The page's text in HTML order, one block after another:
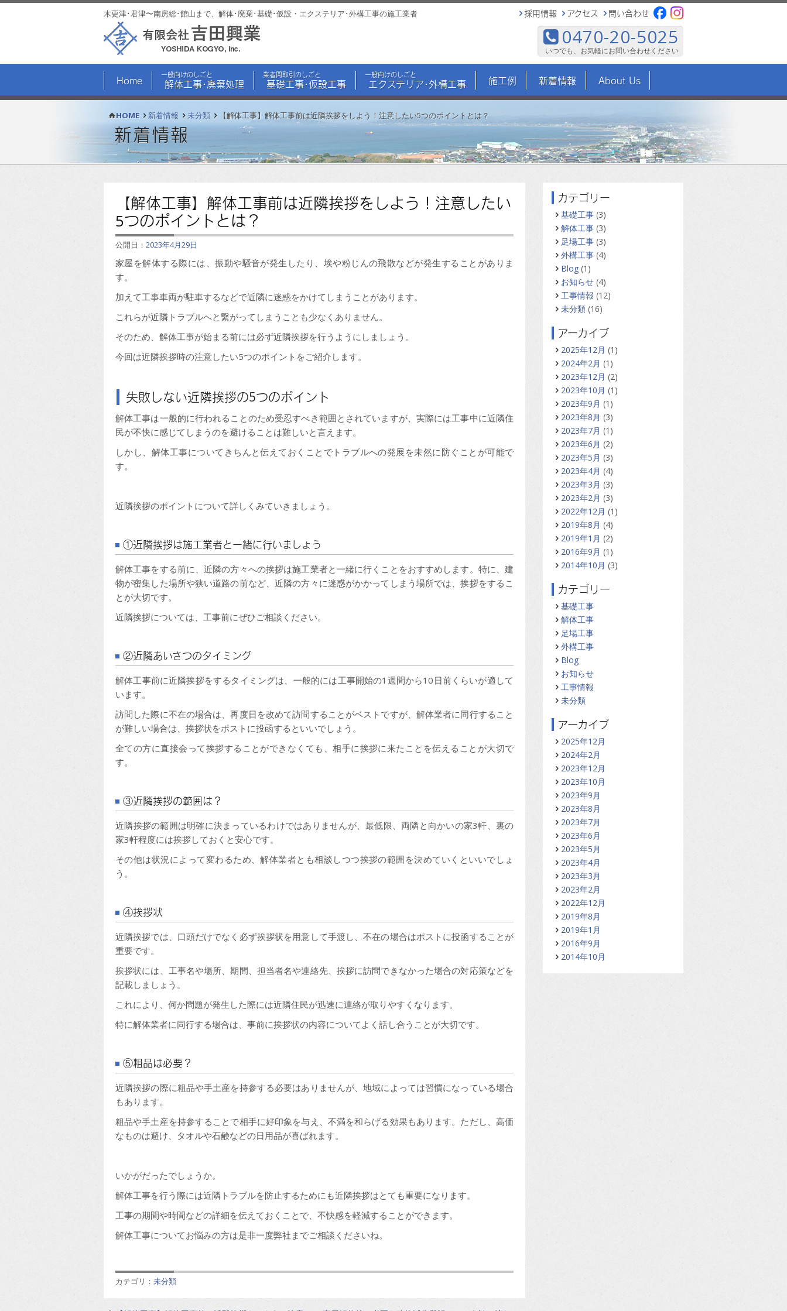
木更津･君津〜南房総･館山まで、解体･廃棄･基礎･仮設・エクステリア･外構工事の施工業者 採用情報 アクセス 問い合わせ
0470-20-5025
いつでも、お気軽にお問い合わせください
Home
一般向けのしごと
解体工事･廃棄処理
業者間取引のしごと
基礎工事･仮設工事
一般向けのしごと
エクステリア･外構工事 施工例 新着情報 About Us
HOME 新着情報 未分類 【解体工事】解体工事前は近隣挨拶をしよう！注意したい5つのポイントとは？
新着情報
【解体工事】解体工事前は近隣挨拶をしよう！注意したい
5つのポイントとは？
公開日： 2023年4月29日
家屋を解体する際には、振動や騒音が発生したり、埃や粉じんの飛散などが発生することがありま
す。
加えて工事車両が駐車するなどで近隣に迷惑をかけてしまうことがあります。
これらが近隣トラブルへと繋がってしまうことも少なくありません。
そのため、解体工事が始まる前には必ず近隣挨拶を行うようにしましょう。
今回は近隣挨拶時の注意したい5つのポイントをご紹介します。
失敗しない近隣挨拶の5つのポイント
解体工事は一般的に行われることのため受忍すべき範囲とされていますが、実際には工事中に近隣住
民が不快に感じてしまうのを避けることは難しいと言えます。
しかし、解体工事についてきちんと伝えておくことでトラブルへの発展を未然に防ぐことが可能で
す。
近隣挨拶のポイントについて詳しくみていきましょう。
①近隣挨拶は施工業者と一緒に行いましょう
解体工事をする前に、近隣の方々への挨拶は施工業者と一緒に行くことをおすすめします。特に、建
物が密集した場所や狭い道路の前など、近隣の方々に迷惑がかかってしまう場所では、挨拶をするこ
とが大切です。
近隣挨拶については、工事前にぜひご相談ください。
②近隣あいさつのタイミング
解体工事前に近隣挨拶をするタイミングは、一般的には工事開始の1週間から10日前くらいが適して
います。
訪問した際に不在の場合は、再度日を改めて訪問することがベストですが、解体業者に同行すること
が難しい場合は、挨拶状をポストに投函するといいでしょう。
全ての方に直接会って挨拶することができなくても、相手に挨拶に来たことを伝えることが大切で
す。
③近隣挨拶の範囲は？
近隣挨拶の範囲は明確に決まっているわけではありませんが、最低限、両隣と向かいの家3軒、裏の
家3軒程度には挨拶しておくと安心です。
その他は状況によって変わるため、解体業者とも相談しつつ挨拶の範囲を決めていくといいでしょ
う。
④挨拶状
近隣挨拶では、口頭だけでなく必ず挨拶状を用意して手渡し、不在の場合はポストに投函することが
重要です。
挨拶状には、工事名や場所、期間、担当者名や連絡先、挨拶に訪問できなかった場合の対応策などを
記載しましょう。
これにより、何か問題が発生した際には近隣住民が迅速に連絡が取りやすくなります。
特に解体業者に同行する場合は、事前に挨拶状の内容についてよく話し合うことが大切です。
⑤粗品は必要？
近隣挨拶の際に粗品や手土産を持参する必要はありませんが、地域によっては習慣になっている場合
もあります。
粗品や手土産を持参することで相手に好印象を与え、不満を和らげる効果もあります。ただし、高価
なものは避け、タオルや石鹸などの日用品が喜ばれます。
いかがだったでしょうか。
解体工事を行う際には近隣トラブルを防止するためにも近隣挨拶はとても重要になります。
工事の期間や時間などの詳細を伝えておくことで、不快感を軽減することができます。
解体工事についてお悩みの方は是非一度弊社までご相談くださいね。
カテゴリ： 未分類
カテゴリー
基礎工事 (3)
解体工事 (3)
足場工事 (3)
外構工事 (4)
Blog (1)
お知らせ (4)
工事情報 (12)
未分類 (16)
アーカイブ
2025年12月 (1)
2024年2月 (1)
2023年12月 (2)
2023年10月 (1)
2023年9月 (1)
2023年8月 (3)
2023年7月 (1)
2023年6月 (2)
2023年5月 (3)
2023年4月 (4)
2023年3月 (3)
2023年2月 (3)
2022年12月 (1)
2019年8月 (4)
2019年1月 (2)
2016年9月 (1)
2014年10月 (3)
カテゴリー
基礎工事
解体工事
足場工事
外構工事
Blog
お知らせ
工事情報
未分類
アーカイブ
2025年12月
2024年2月
2023年12月
2023年10月
2023年9月
2023年8月
2023年7月
2023年6月
2023年5月
2023年4月
2023年3月
2023年2月
2022年12月
2019年8月
2019年1月
2016年9月
2014年10月